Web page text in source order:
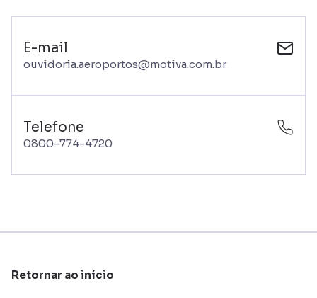
E-mail
ouvidoria.aeroportos@motiva.com.br
Telefone
0800-774-4720
Retornar ao início